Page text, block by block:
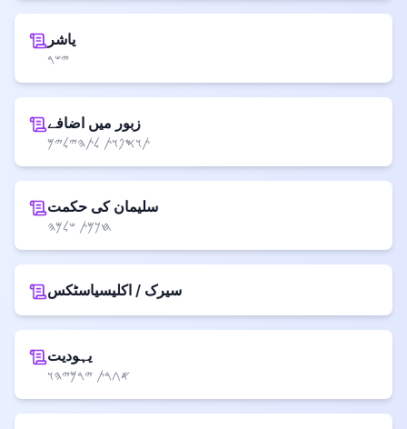
یاشر
𐤉𐤔𐤓
زبور میں اضافے
𐤕𐤅𐤎𐤐𐤅𐤕 𐤋𐤕𐤄𐤉𐤋𐤉𐤌
سلیمان کی حکمت
𐤇𐤊𐤌𐤕 𐤔𐤋𐤌𐤄
سیرک / اکلیسیاسٹکس
یہودیت
𐤀𐤂𐤓𐤕 𐤉𐤓𐤌𐤉𐤄𐤅